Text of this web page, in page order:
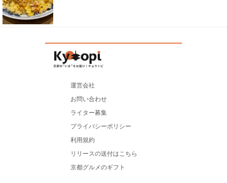
運営会社
お問い合わせ
ライター募集
プライバシーポリシー
利用規約
リリースの送付はこちら
京都グルメのギフト